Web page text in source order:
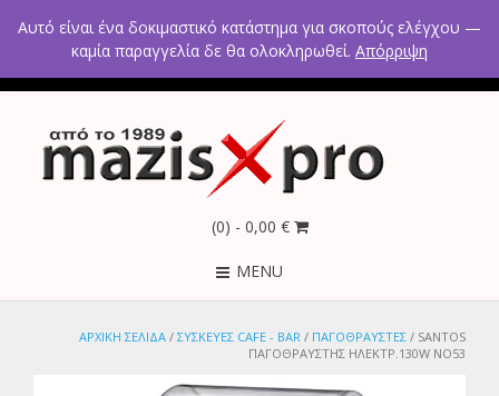
2ο χλμ Κρανιδίου – Πορτοχελίου, Αργολίδα 21300
Τηλέφωνα: 2754021300 – 6946670771 - 6980602291
(0) - 0,00 €
MENU
ΑΡΧΙΚΉ ΣΕΛΊΔΑ / ΣΥΣΚΕΥΕΣ CAFE - BAR / ΠΑΓΟΘΡΑΥΣΤΕΣ / SANTOS
ΠΑΓΟΘΡΑΥΣΤΗΣ ΗΛΕΚΤΡ.130W ΝΟ53
Αυτό είναι ένα δοκιμαστικό κατάστημα για σκοπούς ελέγχου —
καμία παραγγελία δε θα ολοκληρωθεί. Απόρριψη